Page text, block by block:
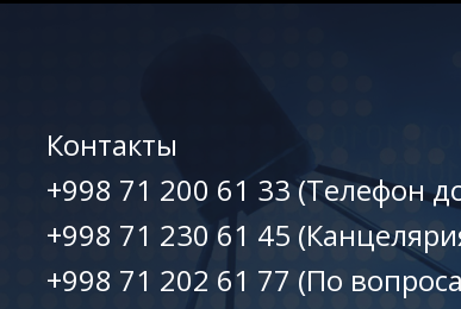
Контакты
+998 71 200 61 33 (Телефон
+998 71 230 61 45
+998 71 202 61 77 (По